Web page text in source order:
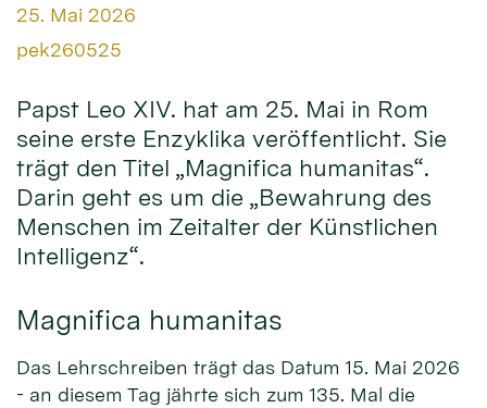
Datum:
25. Mai 2026
Von:
pek260525
Papst Leo XIV. hat am 25. Mai in Rom
seine erste Enzyklika veröffentlicht. Sie
trägt den Titel „Magnifica humanitas“.
Darin geht es um die „Bewahrung des
Menschen im Zeitalter der Künstlichen
Intelligenz“.
Magnifica humanitas
Das Lehrschreiben trägt das Datum 15. Mai 2026
- an diesem Tag jährte sich zum 135. Mal die